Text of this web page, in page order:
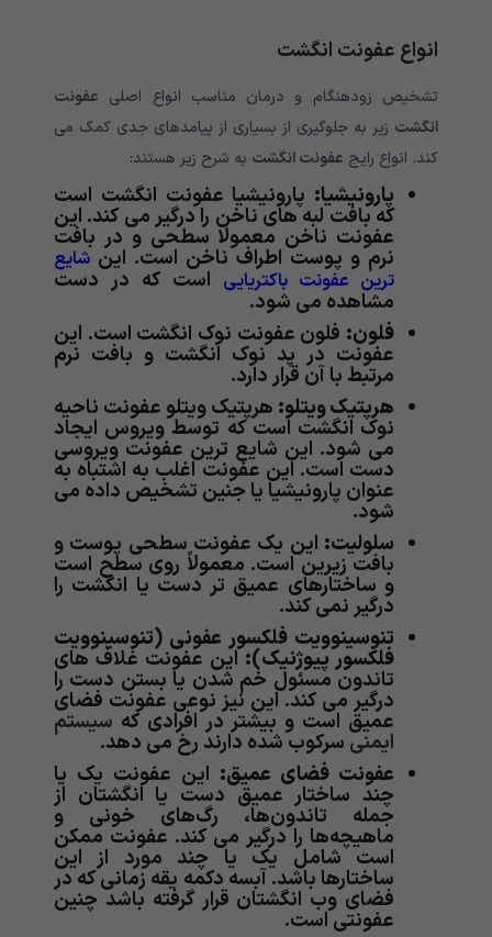
انواع عفونت انگشت
تشخیص زودهنگام و درمان مناسب انواع اصلی عفونت
انگشت زیر به جلوگیری از بسیاری از پیامدهای جدی کمک می
کند. انواع رایج عفونت انگشت به شرح زیر هستند:
پارونیشیا: پارونیشیا عفونت انگشت است
که بافت لبه های ناخن را درگیر می کند. این
عفونت ناخن معمولا سطحی و در بافت
نرم و پوست اطراف ناخن است. این شایع
ترین عفونت باکتریایی است که در دست
مشاهده می شود.
فلون: فلون عفونت نوک انگشت است. این
عفونت در پد نوک انگشت و بافت نرم
مرتبط با آن قرار دارد.
هرپتیک ویتلو: هرپتیک ویتلو عفونت ناحیه
نوک انگشت است که توسط ویروس ایجاد
می شود. این شایع ترین عفونت ویروسی
دست است. این عفونت اغلب به اشتباه به
عنوان پارونیشیا یا جنین تشخیص داده می
شود.
سلولیت: این یک عفونت سطحی پوست و
بافت زیرین است. معمولاً روی سطح است
و ساختارهای عمیق تر دست یا انگشت را
درگیر نمی کند.
تنوسینوویت فلکسور عفونی (تنوسینوویت
فلکسور پیوژنیک): این عفونت غلاف های
تاندون مسئول خم شدن یا بستن دست را
درگیر می کند. این نیز نوعی عفونت فضای
عمیق است و بیشتر در افرادی که سیستم
ایمنی سرکوب شده دارند رخ می دهد.
عفونت فضای عمیق: این عفونت یک یا
چند ساختار عمیق دست یا انگشتان از
جمله تاندون‌ها، رگ‌های خونی و
ماهیچه‌ها را درگیر می کند. عفونت ممکن
است شامل یک یا چند مورد از این
ساختارها باشد. آبسه دکمه یقه زمانی که در
فضای وب انگشتان قرار گرفته باشد چنین
عفونتی است.